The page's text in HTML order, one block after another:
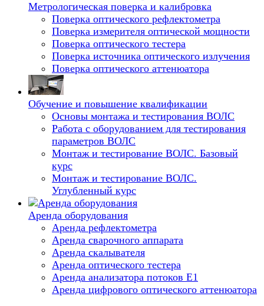
Метрологическая поверка и калибровка
Поверка оптического рефлектометра
Поверка измерителя оптической мощности
Поверка оптического тестера
Поверка источника оптического излучения
Поверка оптического аттенюатора
Обучение и повышение квалификации
Основы монтажа и тестирования ВОЛС
Работа с оборудованием для тестирования
параметров ВОЛС
Монтаж и тестирование ВОЛС. Базовый
курс
Монтаж и тестирование ВОЛС.
Углубленный курс
Аренда оборудования
Аренда рефлектометра
Аренда сварочного аппарата
Аренда скалывателя
Аренда оптического тестера
Аренда анализатора потоков Е1
Аренда цифрового оптического аттенюатора